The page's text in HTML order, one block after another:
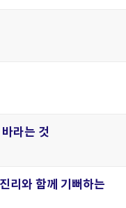
라는 것
리와 함께 기뻐하는